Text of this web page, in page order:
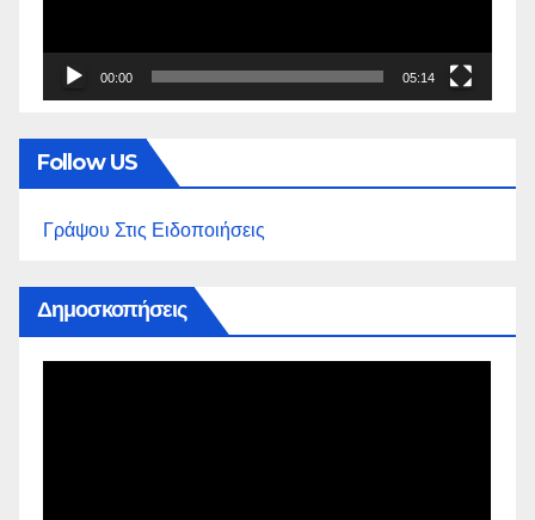
00:00 05:14
Follow US
Γράψου Στις Ειδοποιήσεις
Δημοσκοπήσεις